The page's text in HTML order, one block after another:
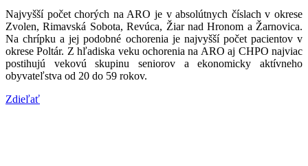
Najvyšší počet chorých na ARO je v absolútnych číslach v okrese
Zvolen, Rimavská Sobota, Revúca, Žiar nad Hronom a Žarnovica.
Na chrípku a jej podobné ochorenia je najvyšší počet pacientov v
okrese Poltár. Z hľadiska veku ochorenia na ARO aj CHPO najviac
postihujú vekovú skupinu seniorov a ekonomicky aktívneho
obyvateľstva od 20 do 59 rokov.
Zdieľať